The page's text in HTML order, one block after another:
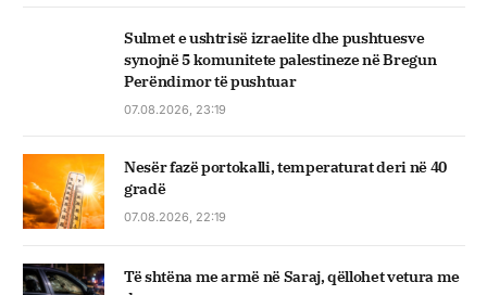
Sulmet e ushtrisë izraelite dhe pushtuesve
synojnë 5 komunitete palestineze në Bregun
Perëndimor të pushtuar
07.08.2026, 23:19
Nesër fazë portokalli, temperaturat deri në 40
gradë
07.08.2026, 22:19
Të shtëna me armë në Saraj, qëllohet vetura me